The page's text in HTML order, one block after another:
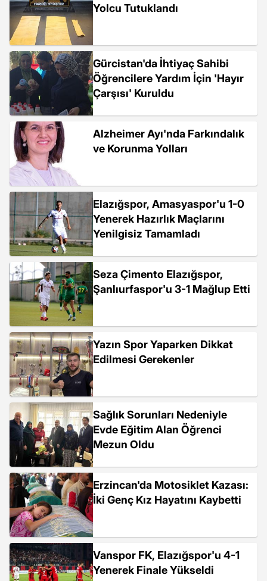
Yolcu Tutuklandı
Gürcistan'da İhtiyaç Sahibi
Öğrencilere Yardım İçin 'Hayır
Çarşısı' Kuruldu
Alzheimer Ayı'nda Farkındalık
ve Korunma Yolları
Elazığspor, Amasyaspor'u 1-0
Yenerek Hazırlık Maçlarını
Yenilgisiz Tamamladı
Seza Çimento Elazığspor,
Şanlıurfaspor'u 3-1 Mağlup Etti
Yazın Spor Yaparken Dikkat
Edilmesi Gerekenler
Sağlık Sorunları Nedeniyle
Evde Eğitim Alan Öğrenci
Mezun Oldu
Erzincan'da Motosiklet Kazası:
İki Genç Kız Hayatını Kaybetti
Vanspor FK, Elazığspor'u 4-1
Yenerek Finale Yükseldi